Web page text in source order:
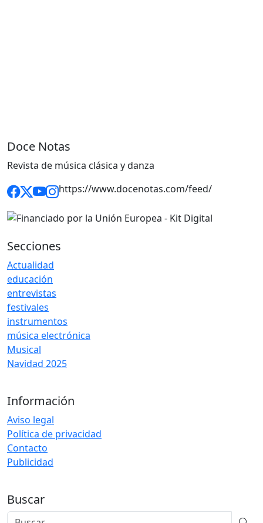
Doce Notas
Revista de música clásica y danza
https://www.docenotas.com/feed/
Secciones
Actualidad
educación
entrevistas
festivales
instrumentos
música electrónica
Musical
Navidad 2025
Información
Aviso legal
Política de privacidad
Contacto
Publicidad
Buscar